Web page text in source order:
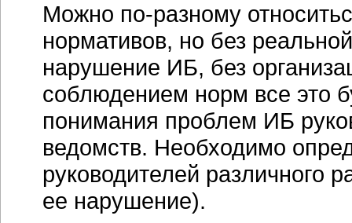
Можно по-разному
нормативов, но без
нарушение ИБ, без
соблюдением норм все это
понимания проблем ИБ
ведомств. Необходимо
руководителей различного
ее нарушение).